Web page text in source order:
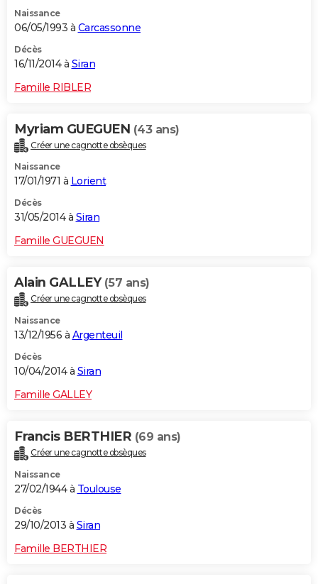
Naissance
06/05/1993 à Carcassonne
Décès
16/11/2014 à Siran
Famille RIBLER
Myriam GUEGUEN (43 ans)
Créer une cagnotte obsèques
Naissance
17/01/1971 à Lorient
Décès
31/05/2014 à Siran
Famille GUEGUEN
Alain GALLEY (57 ans)
Créer une cagnotte obsèques
Naissance
13/12/1956 à Argenteuil
Décès
10/04/2014 à Siran
Famille GALLEY
Francis BERTHIER (69 ans)
Créer une cagnotte obsèques
Naissance
27/02/1944 à Toulouse
Décès
29/10/2013 à Siran
Famille BERTHIER